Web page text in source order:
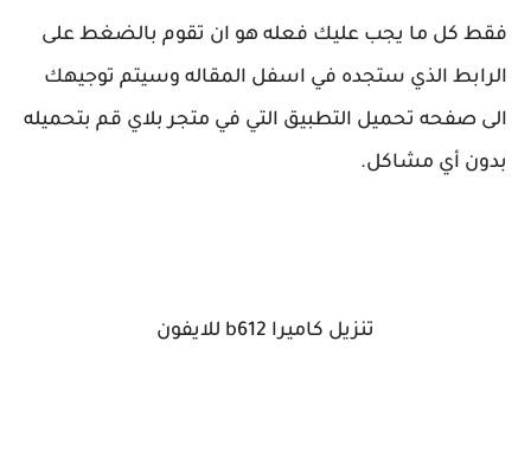
فقط كل ما يجب عليك فعله هو ان تقوم بالضغط على
الرابط الذي ستجده في اسفل المقاله وسيتم توجيهك
الى صفحه تحميل التطبيق التي في متجر بلاي قم بتحميله
بدون أي مشاكل.
تنزيل كاميرا b612 للايفون